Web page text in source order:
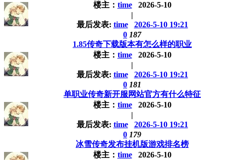
楼主： time
2026-5-10
|
最后发表: time
2026-5-10 19:21
0 187
1.85传奇下载版本有怎么样的职业
楼主： time
2026-5-10
|
最后发表: time
2026-5-10 19:21
0 181
单职业传奇新开服网站官方有什么特征
楼主： time
2026-5-10
|
最后发表: time
2026-5-10 19:21
0 179
冰雪传奇发布挂机版游戏排名榜
楼主： time
2026-5-10